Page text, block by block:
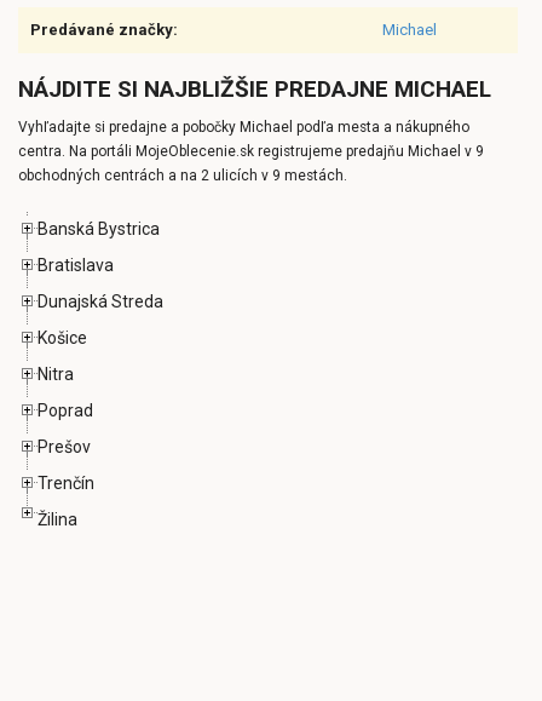
Predávané značky: Michael
NÁJDITE SI NAJBLIŽŠIE PREDAJNE MICHAEL
Vyhľadajte si predajne a pobočky Michael podľa mesta a nákupného
centra. Na portáli MojeOblecenie.sk registrujeme predajňu Michael v 9
obchodných centrách a na 2 ulicích v 9 mestách.
Banská Bystrica
Bratislava
Dunajská Streda
Košice
Nitra
Poprad
Prešov
Trenčín
Žilina